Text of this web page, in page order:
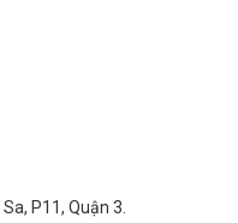
P11, Quận 3.